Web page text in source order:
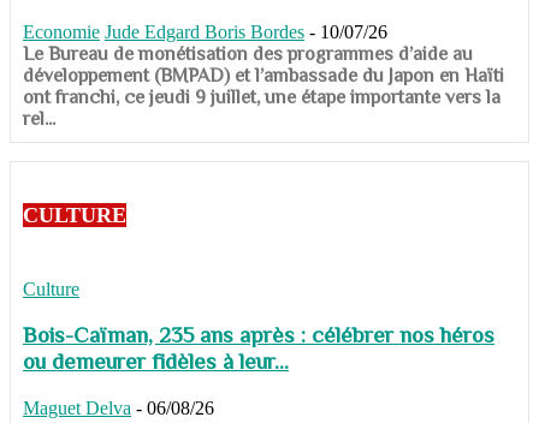
Economie Jude Edgard Boris Bordes - 10/07/26
​​​​​​​Le Bureau de monétisation des programmes d’aide au
développement (BMPAD) et l’ambassade du Japon en Haïti
ont franchi, ce jeudi 9 juillet, une étape importante vers la
rel...
CULTURE
Culture
Bois-Caïman, 235 ans après : célébrer nos héros
ou demeurer fidèles à leur...
Maguet Delva - 06/08/26